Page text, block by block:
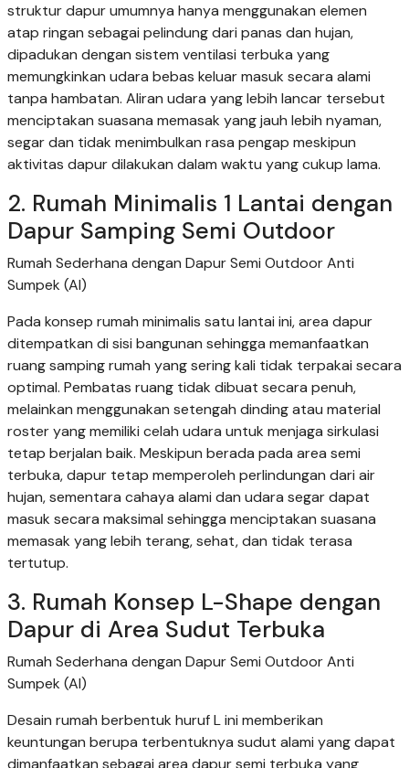
struktur dapur umumnya hanya menggunakan elemen
atap ringan sebagai pelindung dari panas dan hujan,
dipadukan dengan sistem ventilasi terbuka yang
memungkinkan udara bebas keluar masuk secara alami
tanpa hambatan. Aliran udara yang lebih lancar tersebut
menciptakan suasana memasak yang jauh lebih nyaman,
segar dan tidak menimbulkan rasa pengap meskipun
aktivitas dapur dilakukan dalam waktu yang cukup lama.
2. Rumah Minimalis 1 Lantai dengan
Dapur Samping Semi Outdoor
Rumah Sederhana dengan Dapur Semi Outdoor Anti
Sumpek (AI)
Pada konsep rumah minimalis satu lantai ini, area dapur
ditempatkan di sisi bangunan sehingga memanfaatkan
ruang samping rumah yang sering kali tidak terpakai secara
optimal. Pembatas ruang tidak dibuat secara penuh,
melainkan menggunakan setengah dinding atau material
roster yang memiliki celah udara untuk menjaga sirkulasi
tetap berjalan baik. Meskipun berada pada area semi
terbuka, dapur tetap memperoleh perlindungan dari air
hujan, sementara cahaya alami dan udara segar dapat
masuk secara maksimal sehingga menciptakan suasana
memasak yang lebih terang, sehat, dan tidak terasa
tertutup.
3. Rumah Konsep L-Shape dengan
Dapur di Area Sudut Terbuka
Rumah Sederhana dengan Dapur Semi Outdoor Anti
Sumpek (AI)
Desain rumah berbentuk huruf L ini memberikan
keuntungan berupa terbentuknya sudut alami yang dapat